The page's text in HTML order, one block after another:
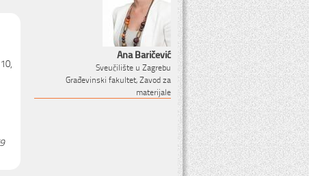
Ana Baričević
Sveučilište u Zagrebu
Građevinski fakultet, Zavod za
materijale